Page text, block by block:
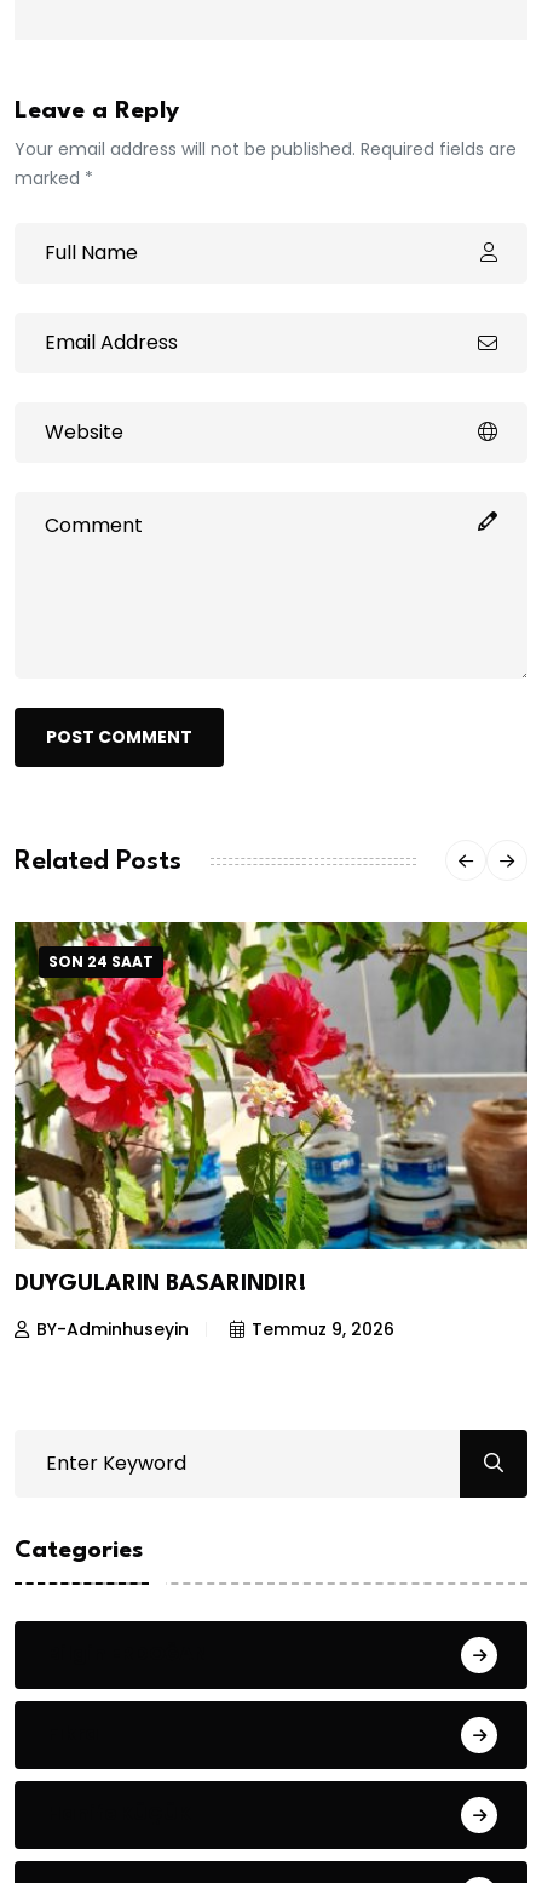
Leave a Reply
Your email address will not be published. Required fields are
marked *
POST COMMENT
Related Posts
SON 24 SAAT
DUYGULARIN BASARINDIR!
BY-Adminhuseyin Temmuz 9, 2026
Categories